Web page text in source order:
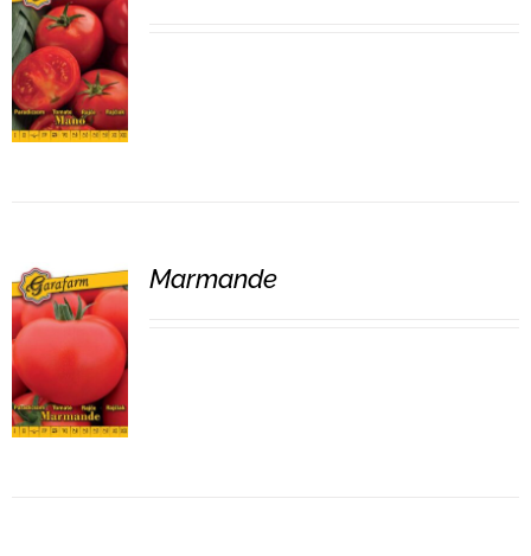
RÉSZLETEK
RÉSZLETEK
Marmande